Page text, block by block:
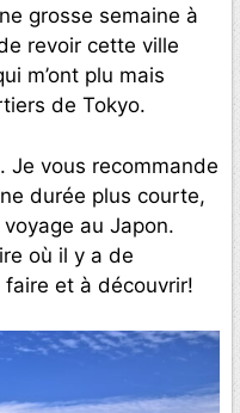
grosse semaine à
revoir cette ville
m’ont plu mais
de Tokyo.
Je vous recommande
durée plus courte,
au Japon.
où il y a de
et à découvrir!